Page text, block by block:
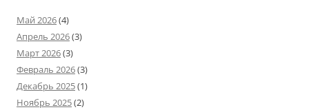
Май 2026(4)
Апрель 2026(3)
Март 2026(3)
Февраль 2026(3)
Декабрь 2025(1)
Ноябрь 2025(2)